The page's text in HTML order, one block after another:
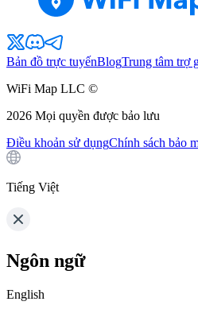
Bản đồ trực tuyếnBlogTrung tâm trợ
WiFi Map LLC ©
2026 Mọi quyền được bảo lưu
Điều khoản sử dụngChính sách bảo
Tiếng Việt
Ngôn ngữ
English